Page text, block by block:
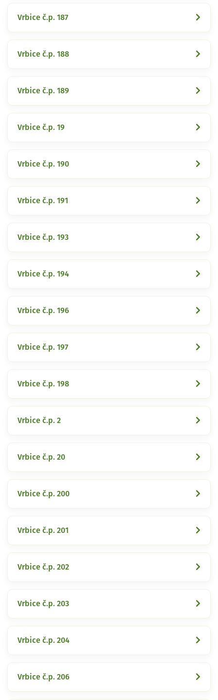
Vrbice č.p. 187
Vrbice č.p. 188
Vrbice č.p. 189
Vrbice č.p. 19
Vrbice č.p. 190
Vrbice č.p. 191
Vrbice č.p. 193
Vrbice č.p. 194
Vrbice č.p. 196
Vrbice č.p. 197
Vrbice č.p. 198
Vrbice č.p. 2
Vrbice č.p. 20
Vrbice č.p. 200
Vrbice č.p. 201
Vrbice č.p. 202
Vrbice č.p. 203
Vrbice č.p. 204
Vrbice č.p. 206